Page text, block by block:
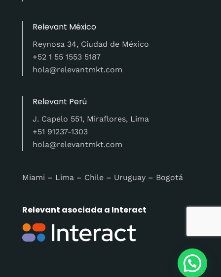
Relevant México
Reynosa 34, Ciudad de México
+52 1 55 1553 5187
hola@relevantmkt.com
Relevant Perú
J. Capelo 551, Miraflores, Lima
+51 91237-1303
hola@relevantmkt.com
Relevant asociada a Interact
Miami – Lima – Chile– Uruguay– Bogotá